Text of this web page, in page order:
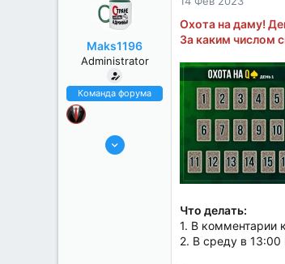
Maks1196
Administrator
Команда форума
25 Май 2022
Охота на даму!
За каким числом
Что делать:
1. В комментарии
2. В среду в